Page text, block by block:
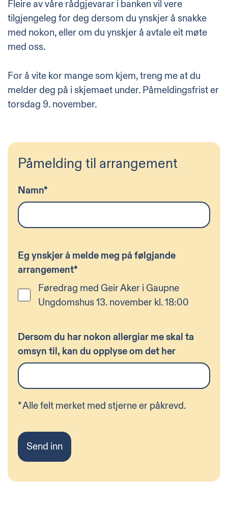
Fleire av våre rådgjevarar i banken vil vere
tilgjengeleg for deg dersom du ynskjer å snakke
med nokon, eller om du ynskjer å avtale eit møte
med oss.
For å vite kor mange som kjem, treng me at du
melder deg på i skjemaet under. Påmeldingsfrist er
torsdag 9. november.
Påmelding til arrangement
Namn*
Eg ynskjer å melde meg på følgjande
arrangement*
Føredrag med Geir Aker i Gaupne
Ungdomshus 13. november kl. 18:00
Dersom du har nokon allergiar me skal ta
omsyn til, kan du opplyse om det her
*Alle felt merket med stjerne er påkrevd.